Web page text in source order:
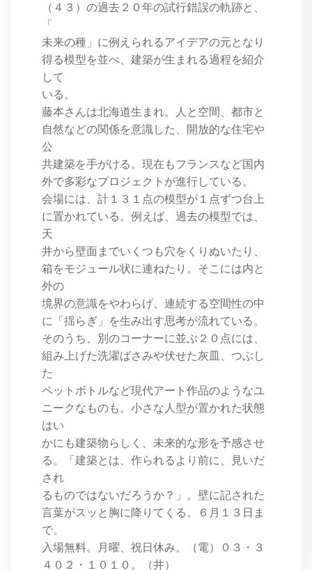
（４３）の過去２０年の試行錯誤の軌跡と、
「
未来の種」に例えられるアイデアの元となり
得る模型を並べ、建築が生まれる過程を紹介
して
いる。
藤本さんは北海道生まれ。人と空間、都市と
自然などの関係を意識した、開放的な住宅や
公
共建築を手がける。現在もフランスなど国内
外で多彩なプロジェクトが進行している。
会場には、計１３１点の模型が１点ずつ台上
に置かれている。例えば、過去の模型では、
天
井から壁面までいくつも穴をくりぬいたり、
箱をモジュール状に連ねたり。そこには内と
外の
境界の意識をやわらげ、連続する空間性の中
に「揺らぎ」を生み出す思考が流れている。
そのうち、別のコーナーに並ぶ２０点には、
組み上げた洗濯ばさみや伏せた灰皿、つぶし
た
ペットボトルなど現代アート作品のようなユ
ニークなものも。小さな人型が置かれた状態
はい
かにも建築物らしく、未来的な形を予感させ
る。「建築とは、作られるより前に、見いだ
され
るものではないだろうか？」。壁に記された
言葉がスッと胸に降りてくる。６月１３日ま
で。
入場無料。月曜、祝日休み。（電）０３・３
４０２・１０１０。（井）